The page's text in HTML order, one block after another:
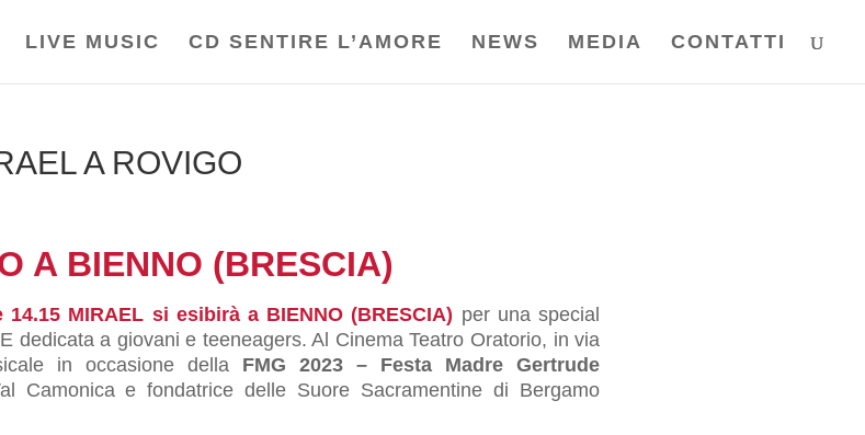
LIVE MUSIC CD SENTIRE L’AMORE NEWS MEDIA CONTATTI
A ROVIGO
A BIENNO (BRESCIA)
MIRAEL si esibirà a BIENNO (BRESCIA) per una special
dedicata a giovani e teeneagers. Al Cinema Teatro Oratorio, in via
in occasione della FMG 2023 – Festa Madre Gertrude
Camonica e fondatrice delle Suore Sacramentine di Bergamo